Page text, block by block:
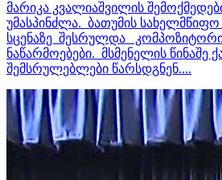
მარიკა კვალიაშვილის
უმასპინძლა. ბათუმის
სცენაზე შესრულდა
ნაწარმოებები. მსმენელის წინაშე
შემსრულებლები წარსდგნენ....